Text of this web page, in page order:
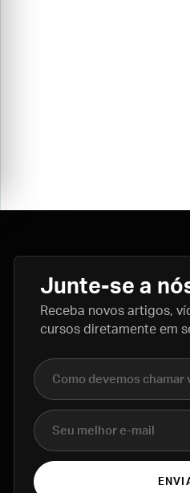
Junte-se a
Receba novos artigos,
cursos diretamente em
Nome completo
E-mail